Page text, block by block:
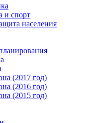
и спорт
населения
(2017 год)
(2016 год)
(2015 год)